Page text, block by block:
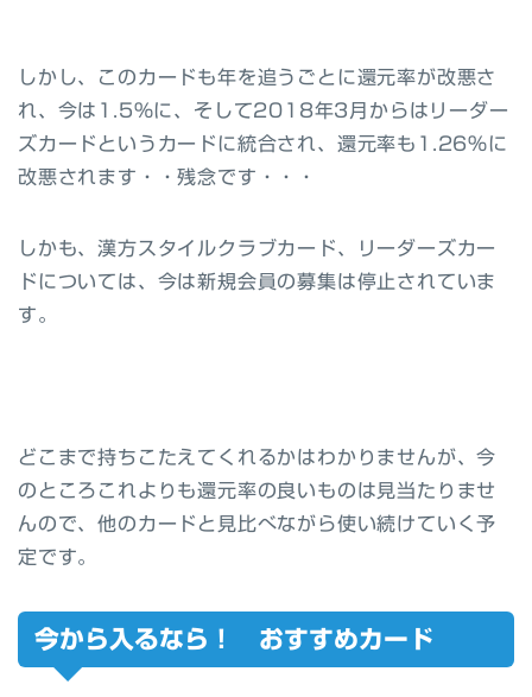
しかし、このカードも年を追うごとに還元率が改悪さ
れ、今は1.5%に、そして2018年3月からはリーダー
ズカードというカードに統合され、還元率も1.26%に
改悪されます ・・残念です・・・
しかも、漢方スタイルクラブカード、リーダーズカー
ドについては、今は新規会員の募集は停止されていま
す。
どこまで持ちこたえてくれるかはわかりませんが、今
のところこれよりも還元率の良いものは見当たりませ
んので、他のカードと見比べながら使い続けていく予
定です。
今から入るなら！ おすすめカード